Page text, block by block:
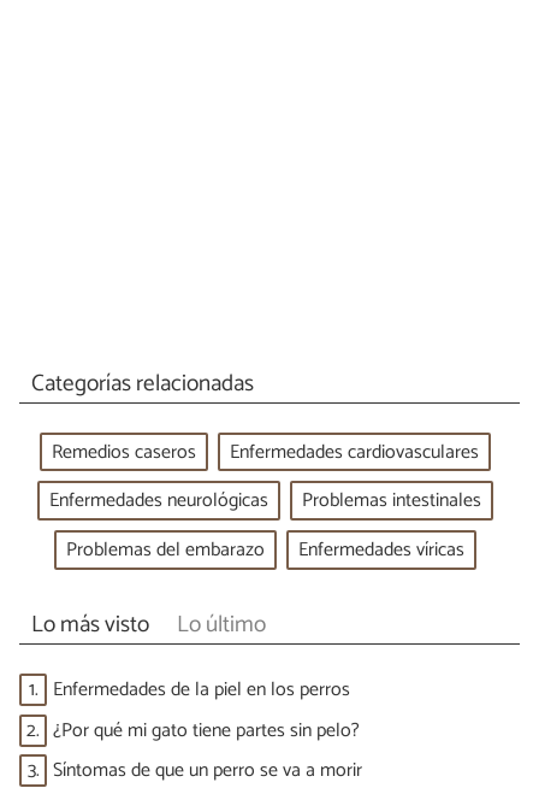
Categorías relacionadas
Remedios caseros
Enfermedades cardiovasculares
Enfermedades neurológicas
Problemas intestinales
Problemas del embarazo
Enfermedades víricas
Lo más visto Lo último
1. Enfermedades de la piel en los perros
2. ¿Por qué mi gato tiene partes sin pelo?
3. Síntomas de que un perro se va a morir